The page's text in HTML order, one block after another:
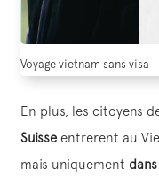
Voyage vietnam sans visa
En plus, les citoyens
Suisseentrerent au
mais uniquement